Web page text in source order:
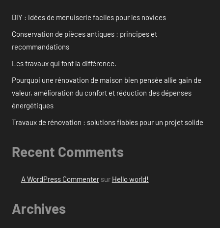
DIY : Idées de menuiserie faciles pour les novices
Conservation de pièces antiques : principes et
recommandations
Les travaux qui font la différence.
Pourquoi une rénovation de maison bien pensée allie gain de
valeur, amélioration du confort et réduction des dépenses
énergétiques
Travaux de rénovation : solutions fiables pour un projet solide
Recent Comments
A WordPress Commentersur Hello world!
Archives